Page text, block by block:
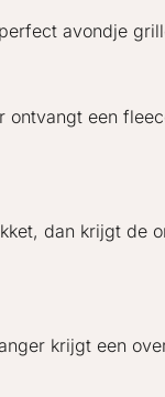
avondje
een
dan krijgt de
krijgt een